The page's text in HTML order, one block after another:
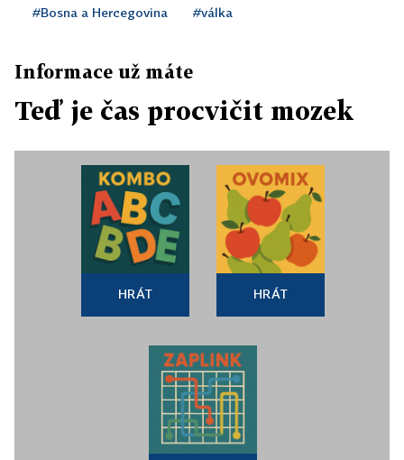
#Bosna a Hercegovina #válka
Informace už máte
Teď je čas procvičit mozek
HRÁT HRÁT